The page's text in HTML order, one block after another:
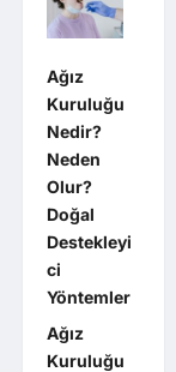
Ağız
Kuruluğu
Nedir?
Neden
Olur?
Doğal
Destekleyi
ci
Yöntemler
Ağız
Kuruluğu